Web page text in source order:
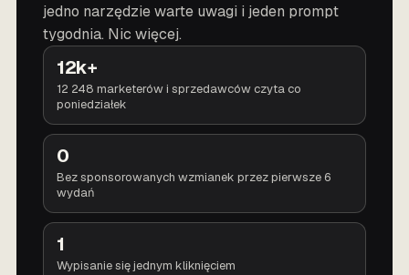
jedno narzędzie warte uwagi i jeden prompt
tygodnia. Nic więcej.
12k+
12 248 marketerów i sprzedawców czyta co
poniedziałek
0
Bez sponsorowanych wzmianek przez pierwsze 6
wydań
1
Wypisanie się jednym kliknięciem